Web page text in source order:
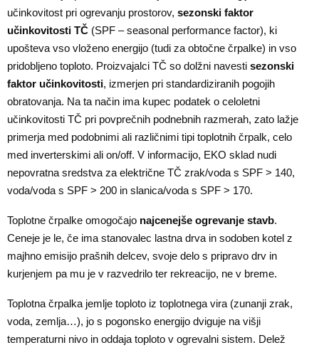
učinkovitost pri ogrevanju prostorov, sezonski faktor
učinkovitosti TČ (SPF – seasonal performance factor), ki
upošteva vso vloženo energijo (tudi za obtočne črpalke) in vso
pridobljeno toploto. Proizvajalci TČ so dolžni navesti sezonski
faktor učinkovitosti, izmerjen pri standardiziranih pogojih
obratovanja. Na ta način ima kupec podatek o celoletni
učinkovitosti TČ pri povprečnih podnebnih razmerah, zato lažje
primerja med podobnimi ali različnimi tipi toplotnih črpalk, celo
med inverterskimi ali on/off. V informacijo, EKO sklad nudi
nepovratna sredstva za električne TČ zrak/voda s SPF > 140,
voda/voda s SPF > 200 in slanica/voda s SPF > 170.
Toplotne črpalke omogočajo najcenejše ogrevanje stavb.
Ceneje je le, če ima stanovalec lastna drva in sodoben kotel z
majhno emisijo prašnih delcev, svoje delo s pripravo drv in
kurjenjem pa mu je v razvedrilo ter rekreacijo, ne v breme.
Toplotna črpalka jemlje toploto iz toplotnega vira (zunanji zrak,
voda, zemlja…), jo s pogonsko energijo dviguje na višji
temperaturni nivo in oddaja toploto v ogrevalni sistem. Delež